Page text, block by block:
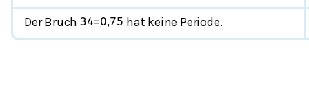
Der Bruch34=0,75 hat keine Periode.